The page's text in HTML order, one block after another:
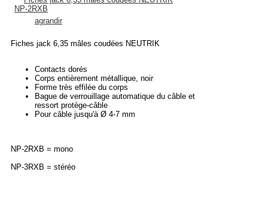
agrandir
Fiches jack 6,35 mâles coudées NEUTRIK
Contacts dorés
Corps entièrement métallique, noir
Forme très effilée du corps
Bague de verrouillage automatique du câble et
ressort protège-câble
Pour câble jusqu'à Ø 4-7 mm
NP-2RXB = mono
NP-3RXB = stéréo